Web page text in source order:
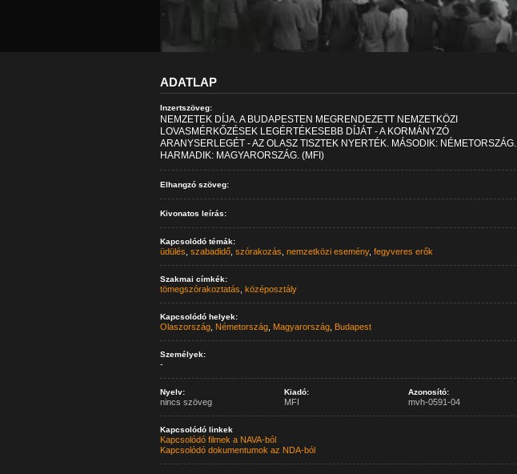
ADATLAP
Inzertszöveg:
NEMZETEK DÍJA. A BUDAPESTEN MEGRENDEZETT NEMZETKÖZI
LOVASMÉRKŐZÉSEK LEGÉRTÉKESEBB DÍJÁT - A KORMÁNYZÓ
ARANYSERLEGÉT - AZ OLASZ TISZTEK NYERTÉK. MÁSODIK: NÉMETORSZÁG.
HARMADIK: MAGYARORSZÁG. (MFI)
Elhangzó szöveg:
Kivonatos leírás:
Kapcsolódó témák:
üdülés szabadidő, szórakozás nemzetközi esemény, fegyveres erők
Szakmai címkék:
tömegszórakoztatás középosztály
Kapcsolódó helyek:
Olaszország, Németország, Magyarország, Budapest
Személyek:
-
Nyelv:
nincs szöveg
Kiadó:
MFI
Azonosító:
mvh-0591-04
Kapcsolódó linkek
Kapcsolódó filmek a NAVA-ból
Kapcsolódó dokumentumok az NDA-ból